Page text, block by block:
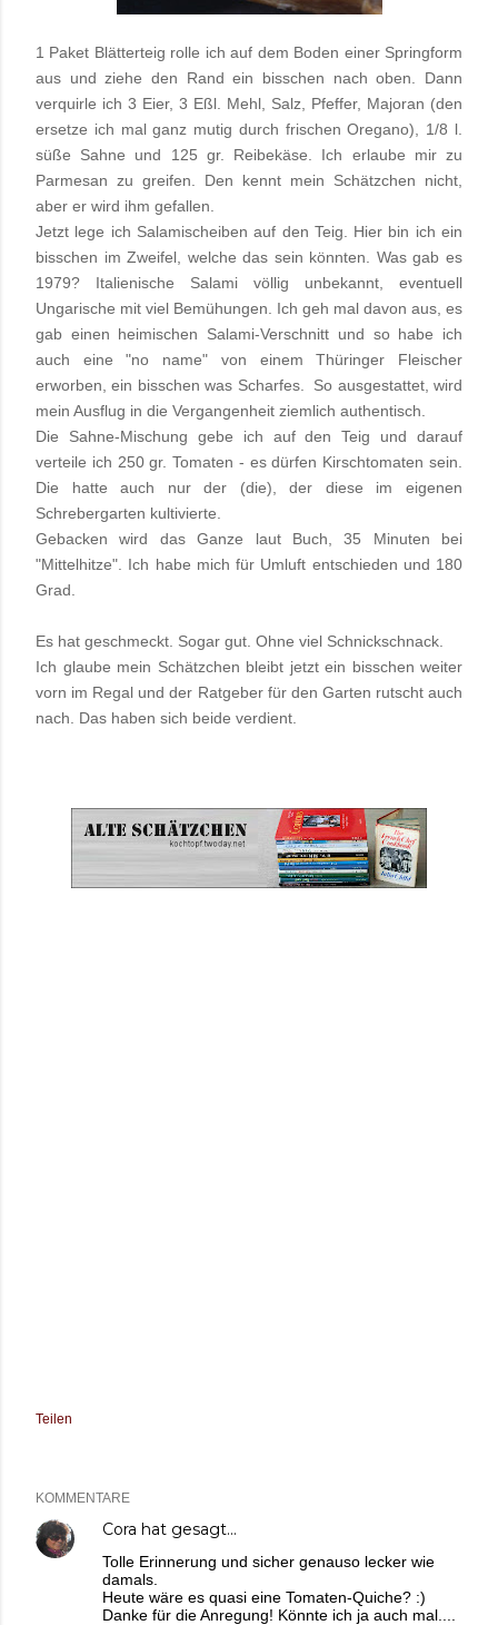
1 Paket Blätterteig rolle ich auf dem Boden einer Springform
aus und ziehe den Rand ein bisschen nach oben. Dann
verquirle ich 3 Eier, 3 Eßl. Mehl, Salz, Pfeffer, Majoran (den
ersetze ich mal ganz mutig durch frischen Oregano), 1/8 l.
süße Sahne und 125 gr. Reibekäse. Ich erlaube mir zu
Parmesan zu greifen. Den kennt mein Schätzchen nicht,
aber er wird ihm gefallen.
Jetzt lege ich Salamischeiben auf den Teig. Hier bin ich ein
bisschen im Zweifel, welche das sein könnten. Was gab es
1979? Italienische Salami völlig unbekannt, eventuell
Ungarische mit viel Bemühungen. Ich geh mal davon aus, es
gab einen heimischen Salami-Verschnitt und so habe ich
auch eine "no name" von einem Thüringer Fleischer
erworben, ein bisschen was Scharfes.
So ausgestattet, wird
mein Ausflug in die Vergangenheit ziemlich authentisch.
Die Sahne-Mischung gebe ich auf den Teig und darauf
verteile ich 250 gr. Tomaten - es dürfen Kirschtomaten sein.
Die hatte auch nur der (die), der diese im eigenen
Schrebergarten kultivierte.
Gebacken wird das Ganze laut Buch, 35 Minuten bei
"Mittelhitze". Ich habe mich für Umluft entschieden und 180
Grad.
Es hat geschmeckt. Sogar gut. Ohne viel Schnickschnack.
Ich glaube mein Schätzchen bleibt jetzt ein bisschen weiter
vorn im Regal und der Ratgeber für den Garten rutscht auch
nach. Das haben sich beide verdient.
Teilen
KOMMENTARE
Cora hat gesagt…
Tolle Erinnerung und sicher genauso lecker wie
damals.
Heute wäre es quasi eine Tomaten-Quiche? :)
Danke für die Anregung! Könnte ich ja auch mal....